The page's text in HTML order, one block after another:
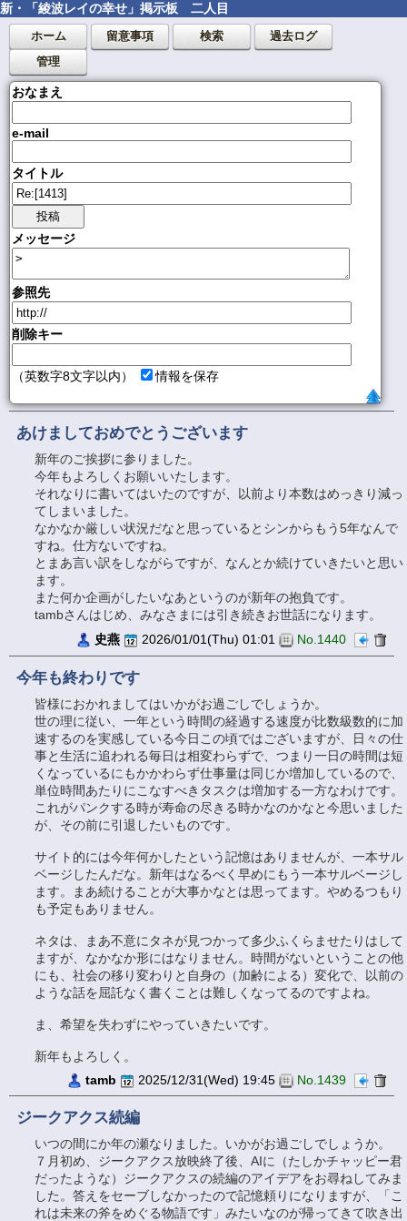
新・「綾波レイの幸せ」掲示板 二人目
ホーム 留意事項 検索
過去ログ
管理
おなまえ
e-mail
タイトル
メッセージ
参照先
削除キー
（英数字8文字以内） 情報を保存
あけましておめでとうございます
新年のご挨拶に参りました。
今年もよろしくお願いいたします。
それなりに書いてはいたのですが、以前より本数はめっきり減っ
てしまいました。
なかなか厳しい状況だなと思っているとシンからもう5年なんで
すね。仕方ないですね。
とまあ言い訳をしながらですが、なんとか続けていきたいと思い
ます。
また何か企画がしたいなあというのが新年の抱負です。
tambさんはじめ、みなさまには引き続きお世話になります。
史燕
2026/01/01(Thu) 01:01 No.1440
今年も終わりです
皆様におかれましてはいかがお過ごしでしょうか。
世の理に従い、一年という時間の経過する速度が比数級数的に加
速するのを実感している今日この頃ではございますが、日々の仕
事と生活に追われる毎日は相変わらずで、つまり一日の時間は短
くなっているにもかかわらず仕事量は同じか増加しているので、
単位時間あたりにこなすべきタスクは増加する一方なわけです。
これがパンクする時が寿命の尽きる時かなのかなと今思いました
が、その前に引退したいものです。
サイト的には今年何かしたという記憶はありませんが、一本サル
ベージしたんだな。新年はなるべく早めにもう一本サルベージし
ます。まあ続けることが大事かなとは思ってます。やめるつもり
も予定もありません。
ネタは、まあ不意にタネが見つかって多少ふくらませたりはして
ますが、なかなか形にはなりません。時間がないということの他
にも、社会の移り変わりと自身の（加齢による）変化で、以前の
ような話を屈託なく書くことは難しくなってるのですよね。
ま、希望を失わずにやっていきたいです。
新年もよろしく。
tamb
2025/12/31(Wed) 19:45 No.1439
ジークアクス続編
いつの間にか年の瀬なりました。いかがお過ごしでしょうか。
７月初め、ジークアクス放映終了後、AIに（たしかチャッピー君
だったような）ジークアクスの続編のアイデアをお尋ねしてみま
した。答えをセーブしなかったので記憶頼りになりますが、「こ
れは未来の斧をめぐる物語です」みたいなのが帰ってきて吹き出